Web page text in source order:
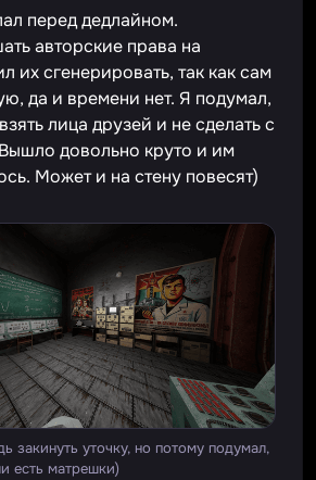
перед дедлайном.
авторские права на
их сгенерировать, так как сам
да и времени нет. Я подумал,
лица друзей и не сделать с
довольно круто и им
Может и на стену повесят)
закинуть уточку, но потому подумал,
есть матрешки)